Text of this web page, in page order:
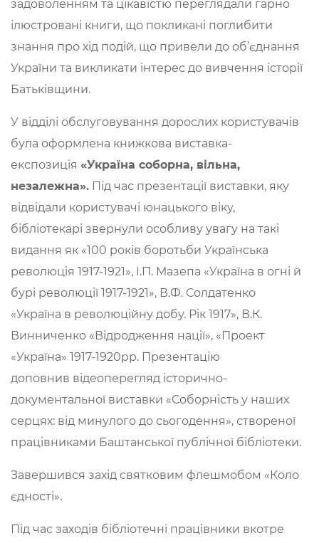
задоволенням та цікавістю переглядали гарно
ілюстровані книги, що покликані поглибити
знання про хід подій, що привели до об’єднання
України та викликати інтерес до вивчення історії
Батьківщини.
У відділі обслуговування дорослих користувачів
була оформлена книжкова виставка-
експозиція «Україна соборна, вільна,
незалежна». Під час презентації виставки, яку
відвідали користувачі юнацького віку,
бібліотекарі звернули особливу увагу на такі
видання як «100 років боротьби Українська
революція 1917-1921», І.П. Мазепа «Україна в огні й
бурі революції 1917-1921», В.Ф. Солдатенко
«Україна в революційну добу. Рік 1917», В.К.
Винниченко «Відродження нації», «Проект
«Україна» 1917-1920рр. Презентацію
доповнив відеоперегляд історично-
документальної виставки «Соборність у наших
серцях: від минулого до сьогодення», створеної
працівниками Баштанської публічної бібліотеки.
Завершився захід святковим флешмобом «Коло
єдності».
Під час заходів бібліотечні працівники вкотре